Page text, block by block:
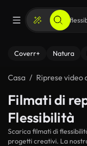
Coverr+ Natura
Casa Riprese video
Filmati di
Flessibilità
Scarica filmati di
progetti creativi. La